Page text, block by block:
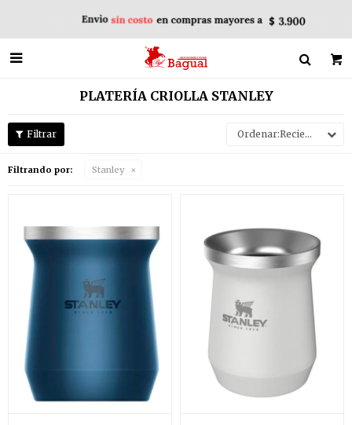

PLATERÍA CRIOLLA STANLEY
Recientes
Filtrando por: Stanley